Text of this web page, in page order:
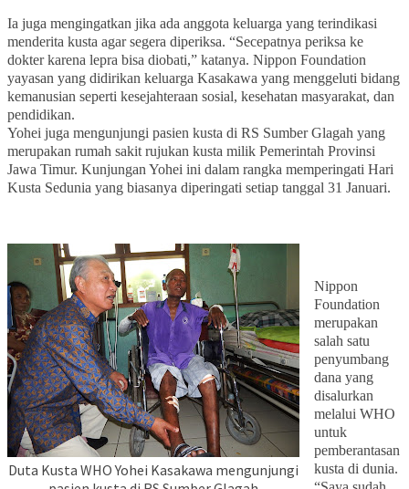
Ia juga mengingatkan jika ada anggota keluarga yang terindikasi
menderita kusta agar segera diperiksa. “Secepatnya periksa ke
dokter karena lepra bisa diobati,” katanya. Nippon Foundation
yayasan yang didirikan keluarga Kasakawa yang menggeluti bidang
kemanusian seperti kesejahteraan sosial, kesehatan masyarakat, dan
pendidikan.
Yohei juga mengunjungi pasien kusta di RS Sumber Glagah yang
merupakan rumah sakit rujukan kusta milik Pemerintah Provinsi
Jawa Timur. Kunjungan Yohei ini dalam rangka memperingati Hari
Kusta Sedunia yang biasanya diperingati setiap tanggal 31 Januari.
Duta Kusta WHO Yohei Kasakawa mengunjungi
Nippon
Foundation
merupakan
salah satu
penyumbang
dana yang
disalurkan
melalui WHO
untuk
pemberantasan
kusta di dunia.